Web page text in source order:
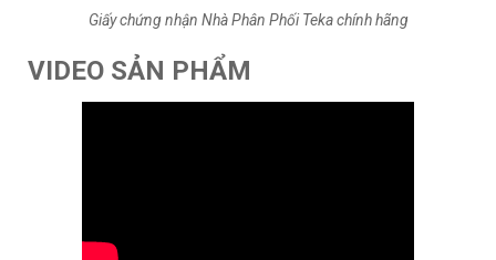
Giấy chứng nhận Nhà Phân Phối Teka chính hãng
VIDEO SẢN PHẨM